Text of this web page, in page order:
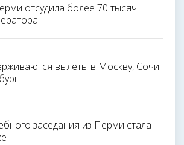
отсудила более 70 тысяч
вылеты в Москву, Сочи
заседания из Перми стала